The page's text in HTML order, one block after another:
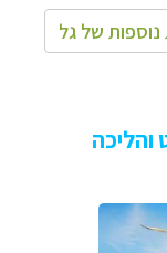
של גל
והליכה